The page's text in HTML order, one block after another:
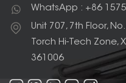
WhatsApp : +86
Unit 707, 7th Floor,
Torch Hi-Tech Zone,
361006